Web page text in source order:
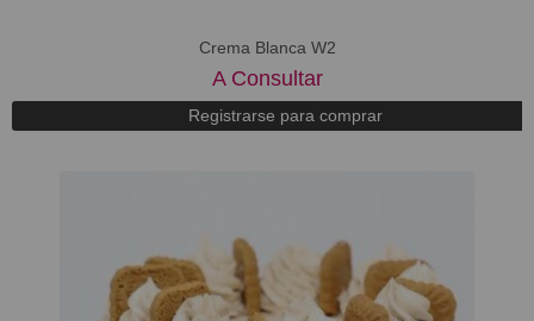
Crema Blanca W2
A Consultar
Registrarse para comprar